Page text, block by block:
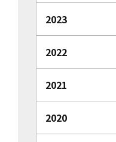
2023
2022
2021
2020